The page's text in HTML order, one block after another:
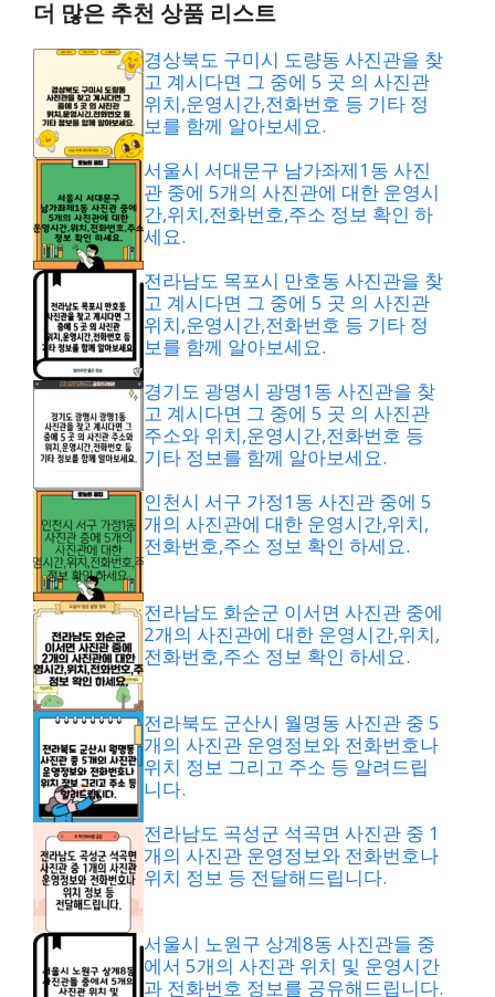
더 많은 추천 상품 리스트
경상북도 구미시 도량동 사진관을 찾
고 계시다면 그 중에 5 곳 의 사진관
위치,운영시간,전화번호 등 기타 정
보를 함께 알아보세요.
서울시 서대문구 남가좌제1동 사진
관 중에 5개의 사진관에 대한 운영시
간,위치,전화번호,주소 정보 확인 하
세요.
전라남도 목포시 만호동 사진관을 찾
고 계시다면 그 중에 5 곳 의 사진관
위치,운영시간,전화번호 등 기타 정
보를 함께 알아보세요.
경기도 광명시 광명1동 사진관을 찾
고 계시다면 그 중에 5 곳 의 사진관
주소와 위치,운영시간,전화번호 등
기타 정보를 함께 알아보세요.
인천시 서구 가정1동 사진관 중에 5
개의 사진관에 대한 운영시간,위치,
전화번호,주소 정보 확인 하세요.
전라남도 화순군 이서면 사진관 중에
2개의 사진관에 대한 운영시간,위치,
전화번호,주소 정보 확인 하세요.
전라북도 군산시 월명동 사진관 중 5
개의 사진관 운영정보와 전화번호나
위치 정보 그리고 주소 등 알려드립
니다.
전라남도 곡성군 석곡면 사진관 중 1
개의 사진관 운영정보와 전화번호나
위치 정보 등 전달해드립니다.
서울시 노원구 상계8동 사진관들 중
에서 5개의 사진관 위치 및 운영시간
과 전화번호 정보를 공유해드립니다.